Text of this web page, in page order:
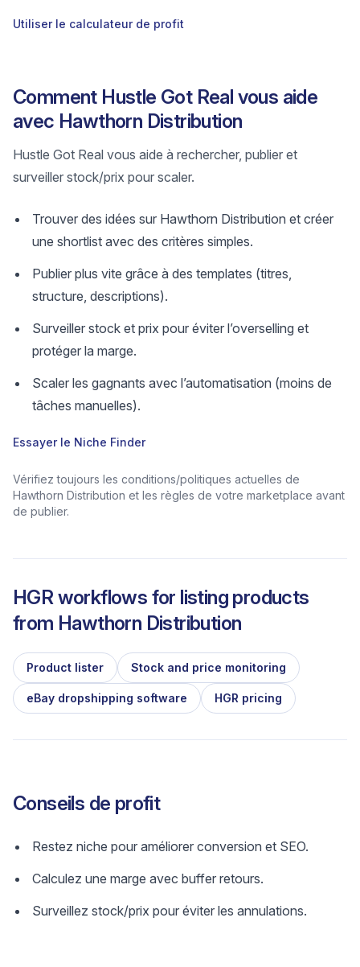
Utiliser le calculateur de profit
Comment Hustle Got Real vous aide
avec Hawthorn Distribution
Hustle Got Real vous aide à rechercher, publier et
surveiller stock/prix pour scaler.
Trouver des idées sur Hawthorn Distribution et créer
une shortlist avec des critères simples.
Publier plus vite grâce à des templates (titres,
structure, descriptions).
Surveiller stock et prix pour éviter l’overselling et
protéger la marge.
Scaler les gagnants avec l’automatisation (moins de
tâches manuelles).
Essayer le Niche Finder
Vérifiez toujours les conditions/politiques actuelles de
Hawthorn Distribution et les règles de votre marketplace avant
de publier.
HGR workflows for listing products
from Hawthorn Distribution
Product lister Stock and price monitoring
eBay dropshipping software HGR pricing
Conseils de profit
Restez niche pour améliorer conversion et SEO.
Calculez une marge avec buffer retours.
Surveillez stock/prix pour éviter les annulations.